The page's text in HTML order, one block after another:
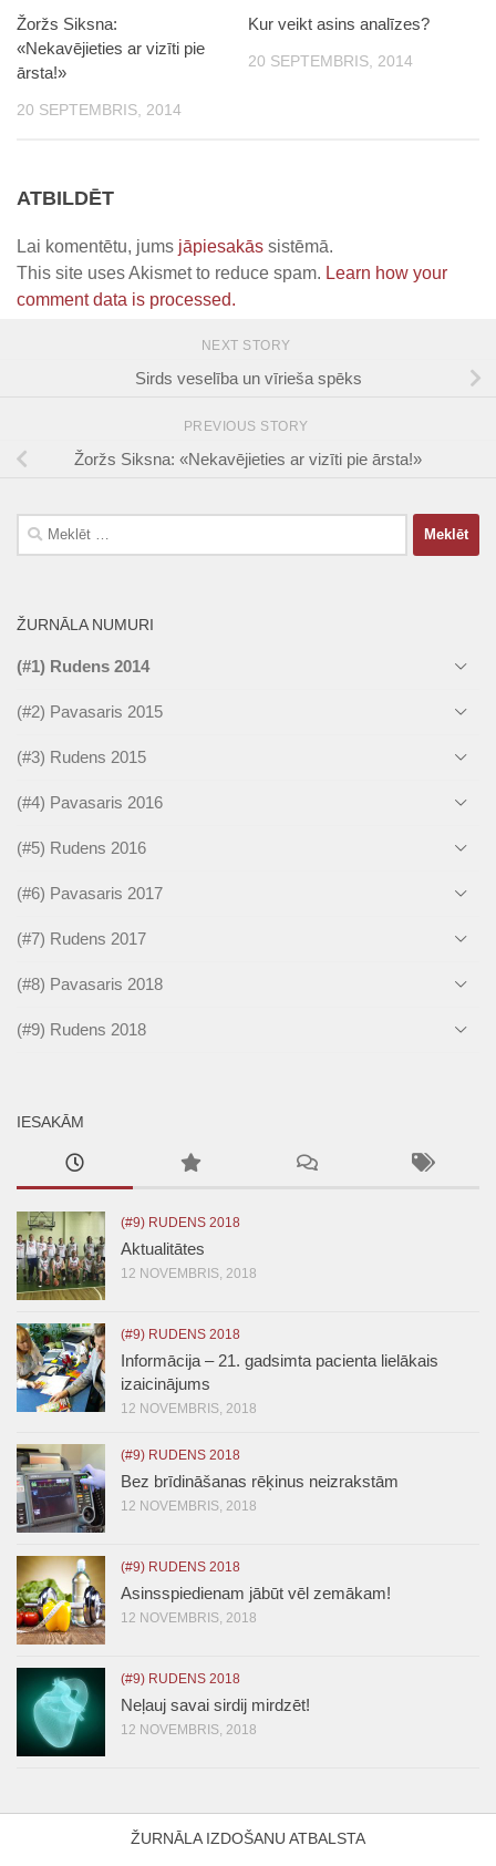
Žoržs Siksna:
«Nekavējieties ar vizīti pie
ārsta!»
20 SEPTEMBRIS, 2014
Kur veikt asins analīzes?
20 SEPTEMBRIS, 2014
ATBILDĒT
Lai komentētu, jums jāpiesakās sistēmā.
This site uses Akismet to reduce spam. Learn how your
comment data is processed.
NEXT STORY
Sirds veselība un vīrieša spēks
PREVIOUS STORY
Žoržs Siksna: «Nekavējieties ar vizīti pie ārsta!»
Meklēt:
ŽURNĀLA NUMURI
(#1) Rudens 2014
(#2) Pavasaris 2015
(#3) Rudens 2015
(#4) Pavasaris 2016
(#5) Rudens 2016
(#6) Pavasaris 2017
(#7) Rudens 2017
(#8) Pavasaris 2018
(#9) Rudens 2018
IESAKĀM
(#9) RUDENS 2018
Aktualitātes
12 NOVEMBRIS, 2018
(#9) RUDENS 2018
Informācija – 21. gadsimta pacienta lielākais
izaicinājums
12 NOVEMBRIS, 2018
(#9) RUDENS 2018
Bez brīdināšanas rēķinus neizrakstām
12 NOVEMBRIS, 2018
(#9) RUDENS 2018
Asinsspiedienam jābūt vēl zemākam!
12 NOVEMBRIS, 2018
(#9) RUDENS 2018
Neļauj savai sirdij mirdzēt!
12 NOVEMBRIS, 2018
ŽURNĀLA IZDOŠANU ATBALSTA